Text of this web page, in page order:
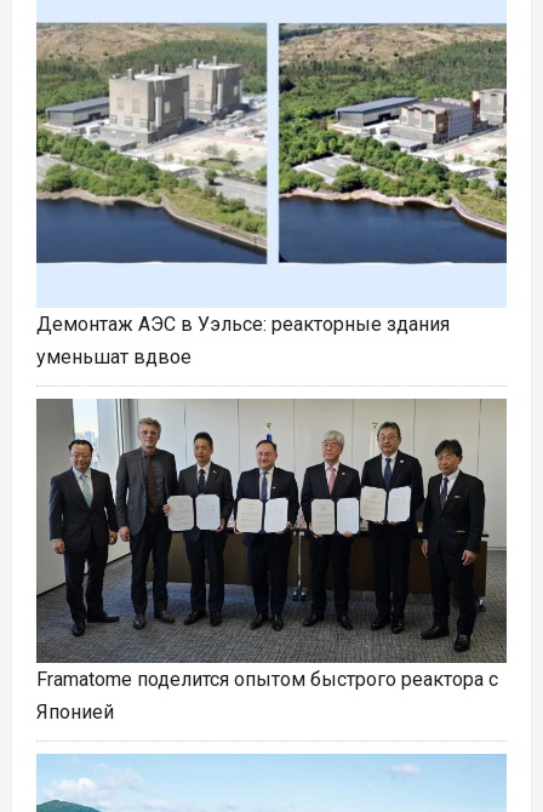
Демонтаж АЭС в Уэльсе: реакторные здания
уменьшат вдвое
Framatome поделится опытом быстрого реактора с
Японией